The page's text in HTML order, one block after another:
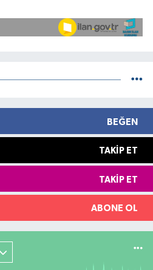
BEĞEN
TAKIP ET
TAKIP ET
ABONE OL